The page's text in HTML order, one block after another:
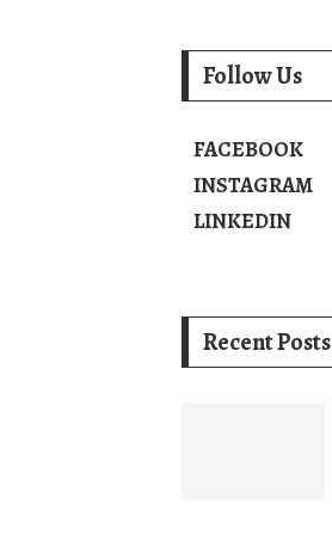
Follow Us
FACEBOOK
INSTAGRAM
LINKEDIN
Recent Posts